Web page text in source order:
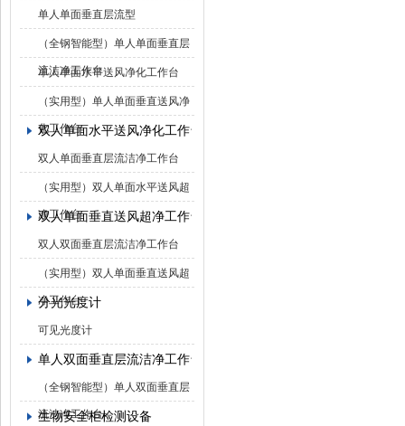
单人单面垂直层流型
（全钢智能型）单人单面垂直层
流洁净工作台
单人单面水平送风净化工作台
（实用型）单人单面垂直送风净
化工作台
双人单面水平送风净化工作台
双人单面垂直层流洁净工作台
（实用型）双人单面水平送风超
净工作台
双人单面垂直送风超净工作台
双人双面垂直层流洁净工作台
（实用型）双人单面垂直送风超
净工作台
分光光度计
可见光度计
单人双面垂直层流洁净工作台
（全钢智能型）单人双面垂直层
流洁净工作台
生物安全柜检测设备